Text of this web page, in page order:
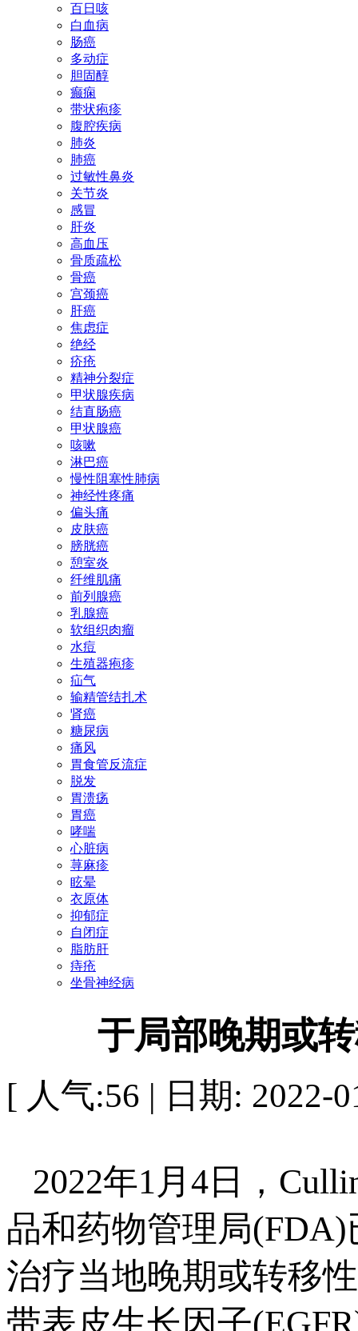
百日咳
白血病
肠癌
多动症
胆固醇
癫痫
带状疱疹
腹腔疾病
肺炎
肺癌
过敏性鼻炎
关节炎
感冒
肝炎
高血压
骨质疏松
骨癌
宫颈癌
肝癌
焦虑症
绝经
疥疮
精神分裂症
甲状腺疾病
结直肠癌
甲状腺癌
咳嗽
淋巴癌
慢性阻塞性肺病
神经性疼痛
偏头痛
皮肤癌
膀胱癌
憩室炎
纤维肌痛
前列腺癌
乳腺癌
软组织肉瘤
水痘
生殖器疱疹
疝气
输精管结扎术
肾癌
糖尿病
痛风
胃食管反流症
脱发
胃溃疡
胃癌
哮喘
心脏病
荨麻疹
眩晕
衣原体
抑郁症
自闭症
脂肪肝
痔疮
坐骨神经病
于局部晚期或
[ 人气:56 | 日期: 2022-
2022年1月4日，
品和药物管理局
治疗当地晚期或转移
带表皮生长因子